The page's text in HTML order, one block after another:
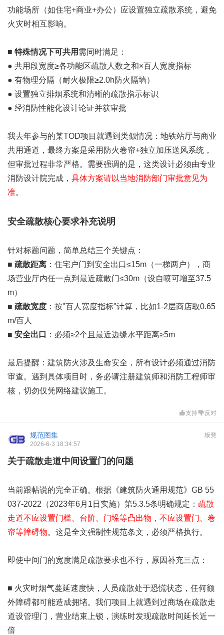
功能场所（如住宅+商业+办公）应设置独立疏散系统，避免
火灾时相互影响。
■ 特殊情况下可共用 需同时满足：
● 共用段宽度≥各功能区疏散人数之和×百人宽度指标
● 有物理分隔（耐火极限≥2.0h防火隔墙）
● 设置独立排烟系统和清晰的疏散指示标识
● 经消防性能化设计论证并获审批
我去年参与的某TOD项目就遇到类似情况：地铁站厅与商业
共用通道，最终方案是采用防火卷帘+独立加压送风系统，
但审批过程非常严格。需要强调的是，这类设计必须由专业
消防设计院完成， 具体方案请以当地消防部门审批意见为
准。
安全疏散核心要求补充说明
针对标题问题，简单总结三个关键点：
■ 疏散距离 ：住宅户门到安全出口≤15m（一梯两户），商
场营业厅内任一点到最近疏散门≤30m（设自喷可增至37.5
m）
■ 疏散宽度 ：按"百人宽度指标"计算，比如1-2层商店取0.65
m/百人
■ 安全出口 ：必须≥2个且最近边缘水平距离≥5m
最后提醒：建筑防火涉及生命安全，所有设计必须通过消防
审查。遇到具体项目时，务必请注册建筑师和消防工程师审
核，切勿仅凭网络建议施工。
支持 反对
板凳
规范图集
2026-6-3 18:34:57
关于疏散走道中间设置门的问题
当前跟帖说的完全正确。根据《建筑防火通用规范》GB 55
037-2022（2023年6月1日实施）第5.3.5条明确规定： 疏散
走道不应设置门槛、台阶、门垛等凸出物，不应设置门、卷
帘等障碍物。这是全文强制性规范条文，必须严格执行。
即使中间门的宽度满足疏散要求也不行，原因补充三点：
■ 火灾时烟气蔓延速度快，人员疏散处于恐慌状态，任何额
外障碍都可能造成拥堵。我们项目上就遇到过商场在疏散走
道设管理门，营业结束上锁，演练时发现疏散时间延长近一
倍